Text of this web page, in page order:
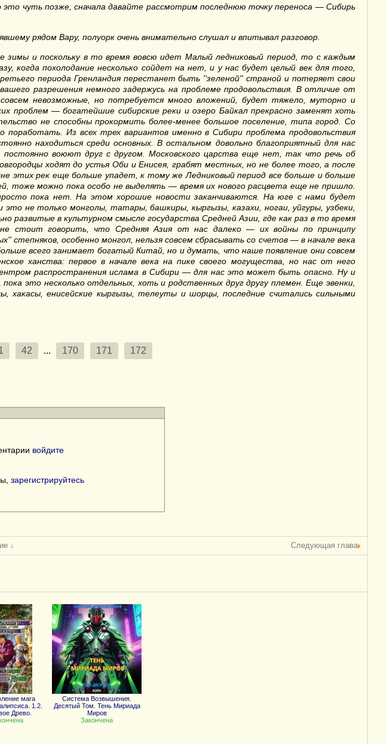
чуть позже, сначала давайте рассмотрим последнюю точку переноса — Сибирь
рядом Вару, полуорк очень внимательно слушал и впитывал разговор.
зимы и поскольку в то время вовсю идет Малый ледниковый период, то с каждым
похолодание несколько сойдет на нет, и у нас будет целый век для того,
периода Гренландия перестанет быть ''зеленой'' страной и потеряет свои
разрешения немного задержусь на проблеме продовольствия. В отличие от
невозможные, но потребуется много вложений, будет тяжело, муторно и
проблем — богатейшие сибирские реки и озеро Байкал прекрасно заменят хоть
не способны прокормить более-менее большое поселение, типа город. Со
Из всех трех вариантов именно в Сибири проблема продовольствия
находиться среди основных. В остальном довольно благоприятный для нас
воюют друг с другом. Московского царства еще нет, так что речь об
ходят до устья Оби и Енисея, грабят местных, но не более того, а после
этих рек еще больше упадет, к тому же Ледниковый период все больше и больше
тоже можно пока особо не выделять — время их нового расцвета еще не пришло.
пока нет. На этом хорошие новости заканчиваются. На юге с нами будет
не только монголы, татары, башкиры, кыргызы, казахи, ногаи, уйгуры, узбеки,
развитые в культурном смысле государства Средней Азии, где как раз в то время
стоит говорить, что Средняя Азия от нас далеко — их войны по принципу
''степняков, особенно монгол, нельзя совсем сбрасывать со счетов — в начале века
всего занимает богатый Китай, но и думать, что наше появление они совсем
ханства: первое в начале века на пике своего могущества, но нас от него
распространения ислама в Сибири — для нас это может быть опасно. Ну и
это несколько отдельных, хоть и родственных друг другу племен. Еще эвенки,
хакасы, енисейские кыргызы, телеуты и шорцы, последние считались сильными
42 ... 170 171 172
войдите
зарегистрируйтесь
↓ Следующая глава
мага
1.2.
Древо.
Система Возвышения.
Десятый Том. Тень Мириада
Миров
Закончена